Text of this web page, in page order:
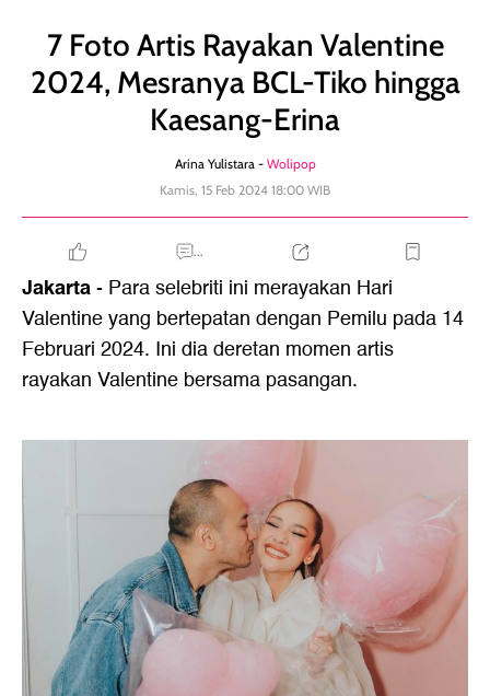
7 Foto Artis Rayakan Valentine
2024, Mesranya BCL-Tiko hingga
Kaesang-Erina
Arina Yulistara - Wolipop
Kamis, 15 Feb 2024 18:00 WIB
...
Jakarta- Para selebriti ini merayakan Hari
Valentine yang bertepatan dengan Pemilu pada 14
Februari 2024. Ini dia deretan momen artis
rayakan Valentine bersama pasangan.